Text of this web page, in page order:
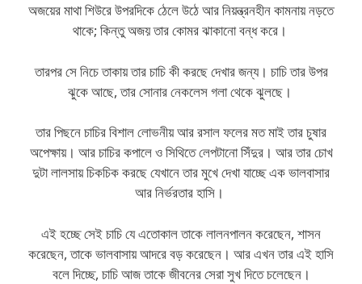
অজয়ের মাথা শিউরে উপরদিকে ঠেলে উঠে আর নিয়ন্ত্রনহীন কামনায় নড়তে
থাকে; কিন্তু অজয় তার কোমর ঝাকানো বন্ধ করে।
তারপর সে নিচে তাকায় তার চাচি কী করছে দেখার জন্য। চাচি তার উপর
ঝুকে আছে, তার সোনার নেকলেস গলা থেকে ঝুলছে।
তার পিছনে চাচির বিশাল লোভনীয় আর রসাল ফলের মত মাই তার চুষার
অপেক্ষায়। আর চাচির কপালে ও সিথিতে লেপটানো সিঁদুর। আর তার চোখ
দুটা লালসায় চিকচিক করছে যেখানে তার মুখে দেখা যাচ্ছে এক ভালবাসার
আর নির্ভরতার হাসি।
এই হচ্ছে সেই চাচি যে এতোকাল তাকে লালনপালন করেছেন, শাসন
করেছেন, তাকে ভালবাসায় আদরে বড় করেছেন। আর এখন তার এই হাসি
বলে দিচ্ছে, চাচি আজ তাকে জীবনের সেরা সুখ দিতে চলেছেন।